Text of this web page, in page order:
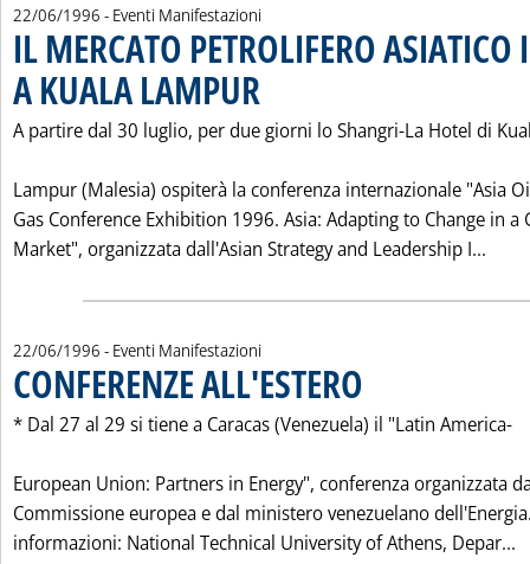
22/06/1996 - Eventi Manifestazioni
IL MERCATO PETROLIFERO
A KUALA LAMPUR
A partire dal 30 luglio, per due giorni lo Shangri-La Hotel di
Lampur (Malesia) ospiterà la conferenza internazionale "Asia
Gas Conference Exhibition 1996. Asia: Adapting to Change in a
Market", organizzata dall'Asian Strategy and Leadership I...
22/06/1996 - Eventi Manifestazioni
CONFERENZE ALL'ESTERO
* Dal 27 al 29 si tiene a Caracas (Venezuela) il "Latin America-
European Union: Partners in Energy", conferenza organizzata
Commissione europea e dal ministero venezuelano
informazioni: National Technical University of Athens, Depar...